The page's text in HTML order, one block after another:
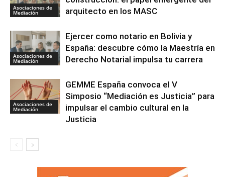
Asociaciones de
Mediación
arquitecto en los MASC
Asociaciones de
Mediación
Ejercer como notario en Bolivia y
España: descubre cómo la Maestría en
Derecho Notarial impulsa tu carrera
Asociaciones de
Mediación
GEMME España convoca el V
Simposio “Mediación es Justicia” para
impulsar el cambio cultural en la
Justicia